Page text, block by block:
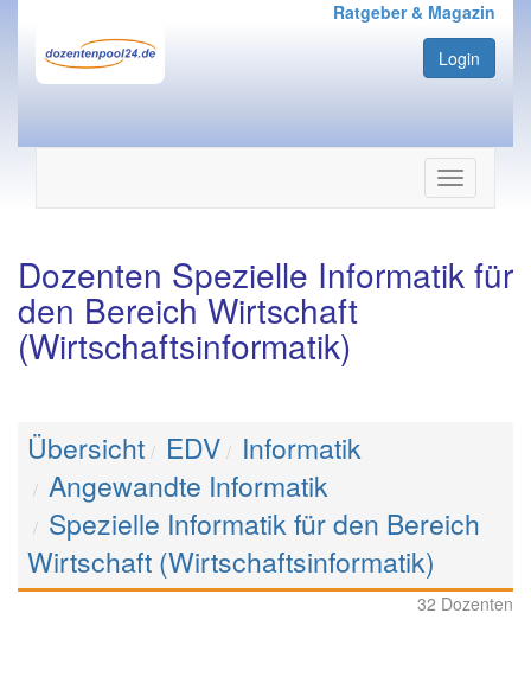
Ratgeber & Magazin
Login
Navigation
ein-/
Dozenten Spezielle Informatik für
den Bereich Wirtschaft
(Wirtschaftsinformatik)
Übersicht EDV
Informatik
Angewandte Informatik
Spezielle Informatik für den Bereich
Wirtschaft (Wirtschaftsinformatik)
32 Dozenten